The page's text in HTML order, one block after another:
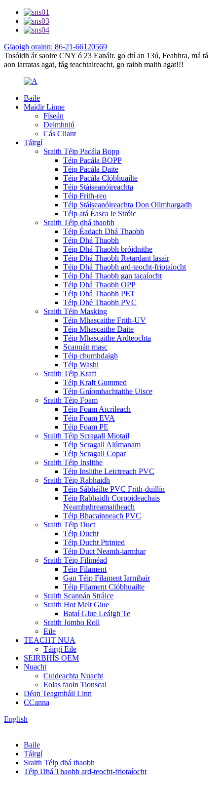
Glaoigh orainn: 86-21-66120569
Tosóidh ár saoire CNY ó 23 Eanáir. go dtí an 13ú, Feabhra, má tá
aon iarratas agat, fág teachtaireacht, go raibh maith agat!!!
Baile
Maidir Linne
Físeán
Deimhniú
Cás Cliant
Táirgí
Sraith Téip Pacála Bopp
Téip Pacála BOPP
Téip Pacála Daite
Téip Pacála Clóbhuailte
Téip Stáiseanóireachta
Téip Frith-reo
Téip Stáiseanóireachta Don Ollmhargadh
Téip atá Éasca le Stróic
Sraith Téip dhá thaobh
Téip Éadach Dhá Thaobh
Téip Dhá Thaobh
Téip Dhá Thaobh bróidnithe
Téip Dhá Thaobh Retardant lasair
Téip Dhá Thaobh ard-teocht-friotaíocht
Téip Dhá Thaobh gan tacaíocht
Téip Dhá Thaobh OPP
Téip Dhá Thaobh PET
Téip Dhé Thaobh PVC
Sraith Téip Masking
Téip Mhascaithe Frith-UV
Téip Mhascaithe Daite
Téip Mhascaithe Ardteochta
Scannán masc
Téip chumhdaigh
Téip Washi
Sraith Téip Kraft
Téip Kraft Gummed
Téip Gníomhachtaithe Uisce
Sraith Téip Foam
Téip Foam Aicrileach
Téip Foam EVA
Téip Foam PE
Sraith Téip Scragall Miotail
Téip Scragall Alúmanam
Téip Scragall Copar
Sraith Téip Inslithe
Téip Inslithe Leictreach PVC
Sraith Téip Rabhaidh
Téip Sábháilte PVC Frith-duillín
Téip Rabhaidh Corpoideachais
Neamhghreamaitheach
Téip Bhacainneach PVC
Sraith Téip Duct
Téip Ducht
Téip Ducht Ptrinted
Téip Duct Neamh-iarmhar
Sraith Téip Filiméad
Téip Filament
Gan Téip Filament Iarmhair
Téip Filament Clóbhuailte
Sraith Scannán Stráice
Sraith Hot Melt Glue
Bataí Glue Leáigh Te
Sraith Jombo Roll
Eile
TEACHT NUA
Táirgí Eile
SEIRBHÍS OEM
Nuacht
Cuideachta Nuacht
Eolas faoin Tionscal
Déan Teagmháil Linn
CCanna
English
Baile
Táirgí
Sraith Téip dhá thaobh
Téip Dhá Thaobh ard-teocht-friotaíocht